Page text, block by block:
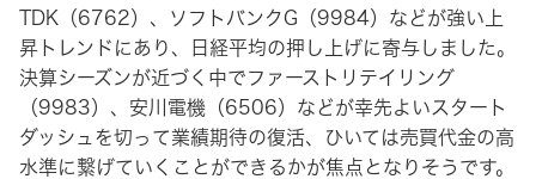
TDK（6762）、ソフトバンクG（9984）などが強い上
昇トレンドにあり、日経平均の押し上げに寄与しました。
決算シーズンが近づく中でファーストリテイリング
（9983）、安川電機（6506）などが幸先よいスタート
ダッシュを切って業績期待の復活、ひいては売買代金の高
水準に繋げていくことができるかが焦点となりそうです。